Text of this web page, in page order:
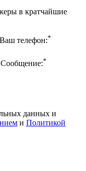
в кратчайшие
Ваш телефон:*
Сообщение:*
данных и
и Политикой